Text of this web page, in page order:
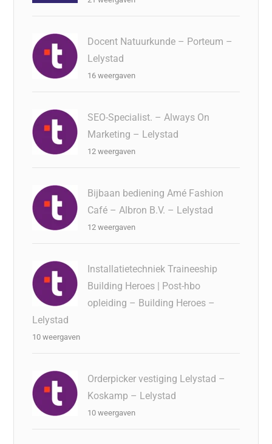
Docent Natuurkunde – Porteum –
Lelystad
16 weergaven
SEO-Specialist. – Always On
Marketing – Lelystad
12 weergaven
Bijbaan bediening Amé Fashion
Café – Albron B.V. – Lelystad
12 weergaven
Installatietechniek Traineeship
Building Heroes | Post-hbo
opleiding – Building Heroes –
Lelystad
10 weergaven
Orderpicker vestiging Lelystad –
Koskamp – Lelystad
10 weergaven